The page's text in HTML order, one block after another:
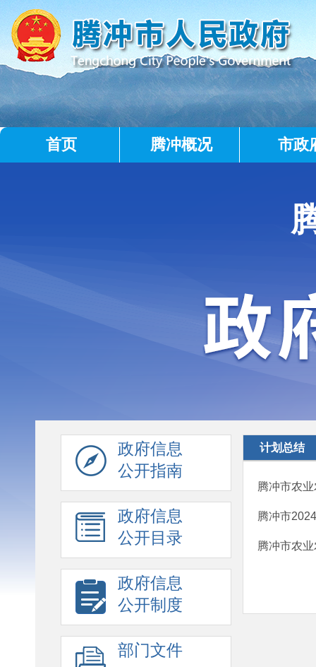
首页 腾冲概况 市政
政府信息
公开指南
政府信息
公开目录
政府信息
公开制度
部门文件
计划总结
腾冲市农
腾冲市
腾冲市农